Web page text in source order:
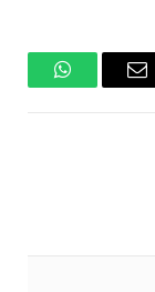
البريد
واتساب